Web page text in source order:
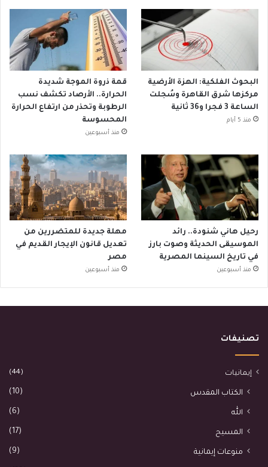
البحوث الفلكية: الهزة الأرضية
مركزها شرق القاهرة وسُجلت
الساعة 3 فجرا و36 ثانية
منذ 5 أيام
قمة ذروة الموجة شديدة
الحرارة.. الأرصاد تكشف نسب
الرطوبة وتحذر من ارتفاع الحرارة
المحسوسة
منذ أسبوعين
رحيل هاني شنودة.. رائد
الموسيقى الحديثة وصوت بارز
في تاريخ السينما المصرية
منذ أسبوعين
مهلة جديدة للمتضررين من
تعديل قانون الإيجار القديم في
مصر
منذ أسبوعين
تصنيفات
إيمانيات (44)
الكتاب المقدس (10)
الله (6)
المسيح (17)
منوعات إيمانية (9)